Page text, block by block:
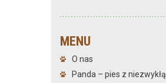
MENU
O nas
Panda – pies z niezwykłą